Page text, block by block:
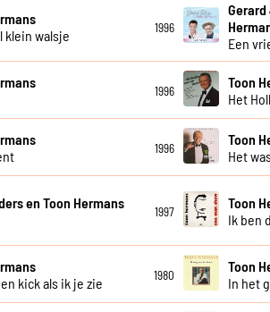
klein walsje
1996
Een
1996
Toon
Het
1996
Toon
Het
en Toon Hermans
1997
Toon
Ik ben
kick als ik je zie
1980
Toon
In het